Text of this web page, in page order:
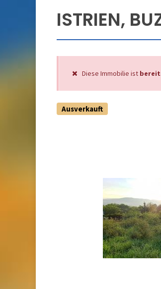
ISTRIEN,
Diese Immobilie ist
Ausverkauft